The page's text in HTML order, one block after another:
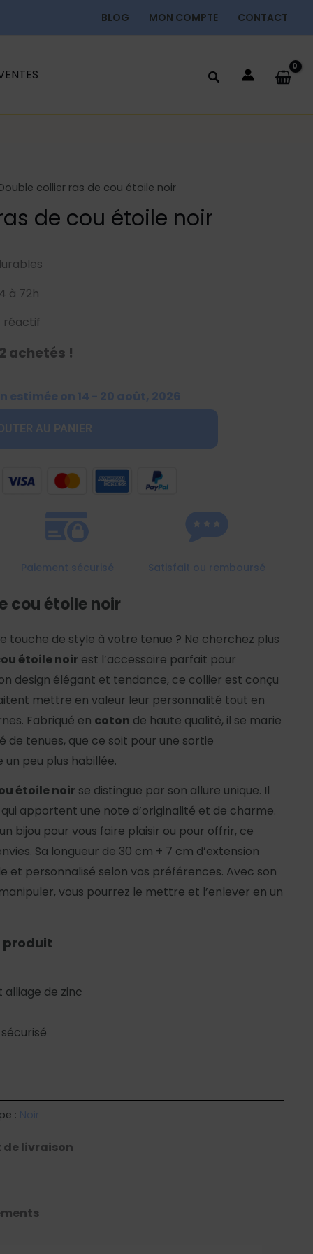
BLOG MON COMPTE CONTACT
collier ras de cou étoile noir
de cou étoile noir
à 72h
réactif
achetés !
AU PANIER
estimée on 14 - 20 août, 2026
Paiement sécurisé Satisfait ou remboursé
cou étoile noir
touche de style à votre tenue ? Ne cherchez plus
étoile noir est l’accessoire parfait pour
design élégant et tendance, ce collier est conçu
mettre en valeur leur personnalité tout en
Fabriqué en coton de haute qualité, il se marie
de tenues, que ce soit pour une sortie
peu plus habillée.
étoile noir se distingue par son allure unique. Il
apportent une note d’originalité et de charme.
bijou pour vous faire plaisir ou pour offrir, ce
Sa longueur de 30 cm + 7 cm d’extension
et personnalisé selon vos préférences. Avec son
vous pourrez le mettre et l’enlever en un
produit
de zinc
: Noir
livraison